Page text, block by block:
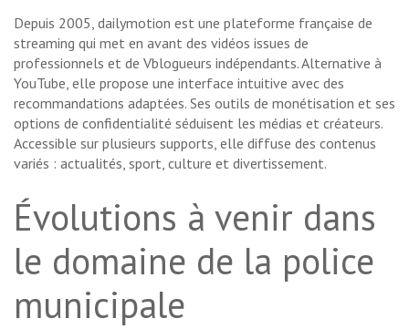
Depuis 2005, dailymotion est une plateforme française de
streaming qui met en avant des vidéos issues de
professionnels et de Vblogueurs indépendants. Alternative à
YouTube, elle propose une interface intuitive avec des
recommandations adaptées. Ses outils de monétisation et ses
options de confidentialité séduisent les médias et créateurs.
Accessible sur plusieurs supports, elle diffuse des contenus
variés : actualités, sport, culture et divertissement.
Évolutions à venir dans
le domaine de la police
municipale